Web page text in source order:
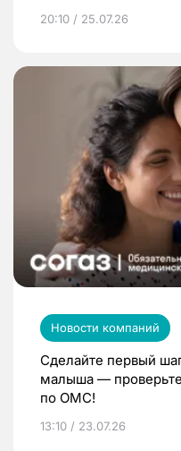
20:10 / 25.07.26
Новости компаний
Сделайте первый
малыша —
по ОМС!
13:10 / 23.07.26